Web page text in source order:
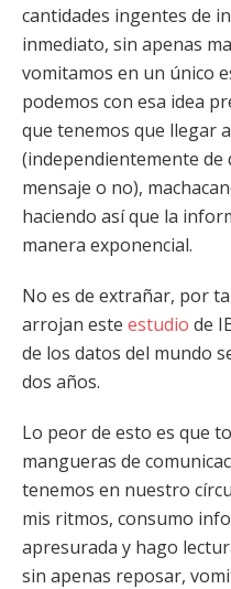
cantidades ingentes de
inmediato, sin apenas
vomitamos en un único
podemos con esa idea
que tenemos que llegar
(independientemente
mensaje o no),
haciendo así que la
manera exponencial.
No es de extrañar, por
arrojan este estudio de
de los datos del mundo
dos años.
Lo peor de esto es que
mangueras de
tenemos en nuestro
mis ritmos, consumo
apresurada y hago
sin apenas reposar,